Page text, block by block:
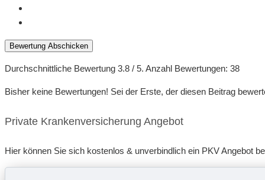
Bewertung Abschicken
Durchschnittliche Bewertung 3.8 / 5. Anzahl Bewertungen: 38
Bisher keine Bewertungen! Sei der Erste, der diesen Beitrag
Private Krankenversicherung Angebot
Hier können Sie sich kostenlos & unverbindlich ein PKV Angebot